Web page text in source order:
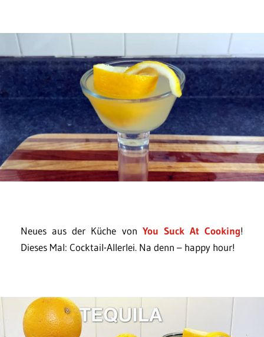
Neues aus der Küche von You Suck At Cooking!
Dieses Mal: Cocktail-Allerlei. Na denn – happy hour!